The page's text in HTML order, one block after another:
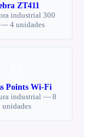
ZT411
industrial 300
— 4 unidades
Points Wi-Fi
industrial — 8
unidades